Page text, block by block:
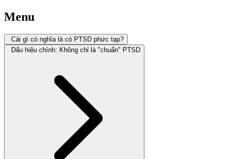
Menu
Cái gì có nghĩa là có PTSD phức tạp?
Dấu hiệu chính: Không chỉ là "chuẩn" PTSD